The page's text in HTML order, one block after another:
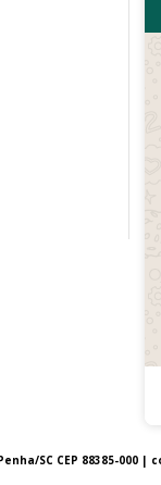
SC CEP 88385-000 |